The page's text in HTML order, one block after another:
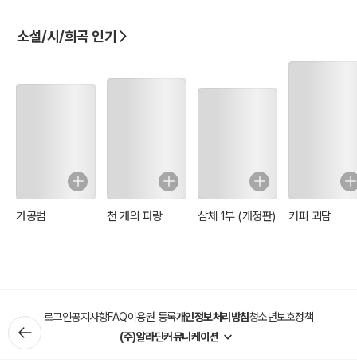
소설/시/희곡 인기
가공범 천 개의 파랑 삼체 1부 (개정판) 커피 괴담
로그인공지사항FAQ이용권 등록개인정보처리방침청소년보호정책
(주)알라딘커뮤니케이션